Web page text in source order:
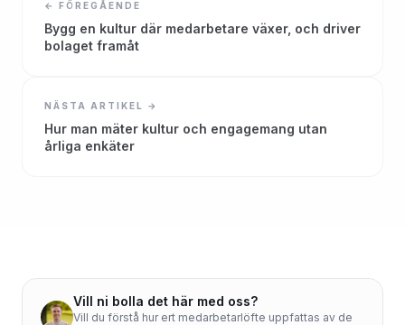
← FÖREGÅENDE
Bygg en kultur där medarbetare växer, och driver
bolaget framåt
NÄSTA ARTIKEL →
Hur man mäter kultur och engagemang utan
årliga enkäter
Vill ni bolla det här med oss?
Vill du förstå hur ert medarbetarlöfte uppfattas av de